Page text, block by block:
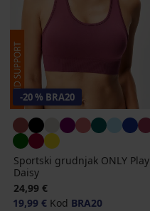
-20 % BRA20
Sportski grudnjak ONLY Play
Daisy
24,99 €
19,99 € Kod BRA20